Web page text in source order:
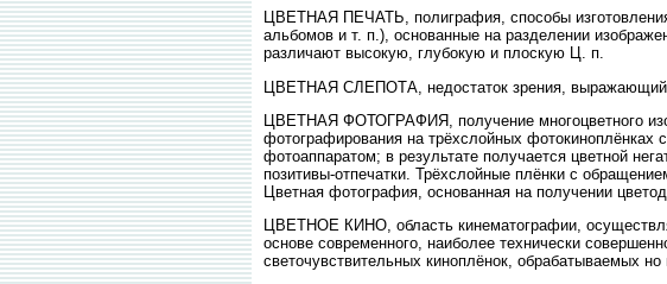
ЦВЕТНАЯ ПЕЧАТЬ, полиграфия, способы
альбомов и т. п.), основанные на разделении
различают высокую, глубокую и плоскую Ц. п.
ЦВЕТНАЯ СЛЕПОТА, недостаток зрения,
ЦВЕТНАЯ ФОТОГРАФИЯ, получение многоцветного
фотографирования на трёхслойных
фотоаппаратом; в результате получается цветной
позитивы-отпечатки. Трёхслойные плёнки с
Цветная фотография, основанная на получении
ЦВЕТНОЕ КИНО, область кинематографии,
основе современного, наиболее технически
светочувствительных киноплёнок, обрабатываемых но